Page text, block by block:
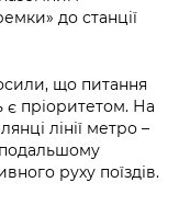
до станції
що питання
пріоритетом. На
лінії метро –
руху поїздів.